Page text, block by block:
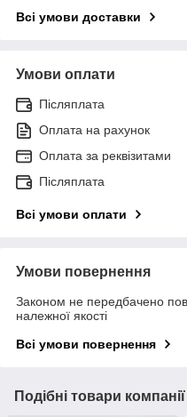
Всі умови доставки
Умови оплати
Післяплата
Оплата на рахунок
Оплата за реквізитами
Післяплата
Всі умови оплати
Умови повернення
Законом не передбачено
належної якості
Всі умови повернення
Подібні товари компанії